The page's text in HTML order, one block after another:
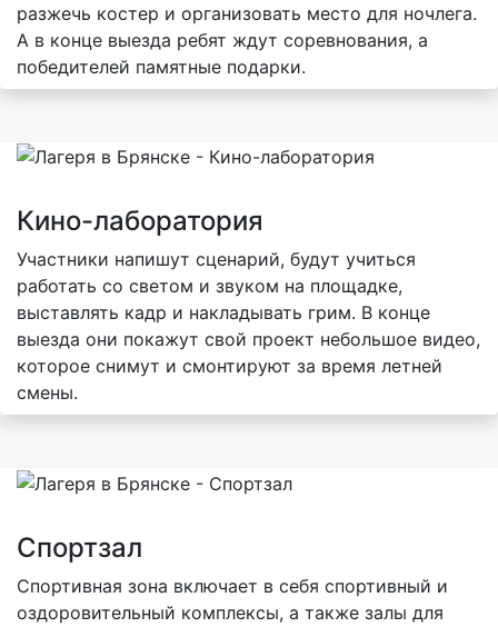
разжечь костер и организовать место для ночлега.
А в конце выезда ребят ждут соревнования, а
победителей памятные подарки.
Кино-лаборатория
Участники напишут сценарий, будут учиться
работать со светом и звуком на площадке,
выставлять кадр и накладывать грим. В конце
выезда они покажут свой проект небольшое видео,
которое снимут и смонтируют за время летней
смены.
Спортзал
Спортивная зона включает в себя спортивный и
оздоровительный комплексы, а также залы для